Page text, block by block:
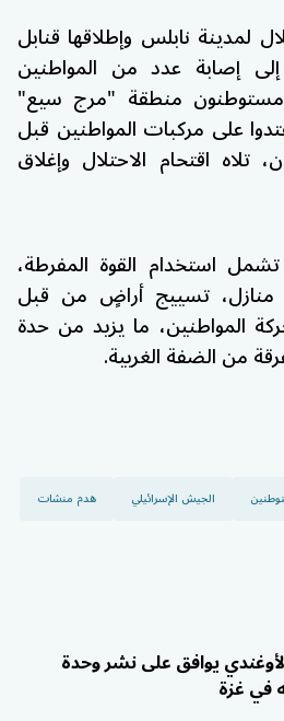
لمدينة نابلس وإطلاقها قنابل
إصابة عدد من المواطنين
مستوطنون منطقة "مرج سيع"
على مركبات المواطنين قبل
اقتحام الاحتلال وإغلاق
تشمل استخدام القوة المفرطة،
منازل، تسييج أراضٍ من قبل
المواطنين، ما يزيد من حدة
من الضفة الغربية.
الجيش الإسرائيلي
هدم منشات
يوافق على نشر وحدة
غزة